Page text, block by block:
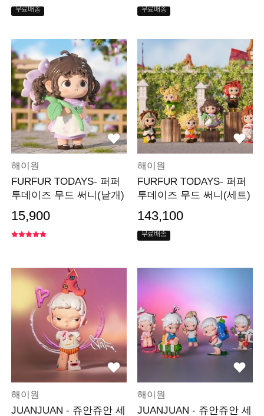
무료배송 무료배송
해이원
FURFUR TODAYS- 퍼퍼
투데이즈 무드 써니(낱개)
15,900
해이원
FURFUR TODAYS- 퍼퍼
투데이즈 무드 써니(세트)
143,100
무료배송
해이원
JUANJUAN - 쥬안쥬안 세
해이원
JUANJUAN - 쥬안쥬안 세